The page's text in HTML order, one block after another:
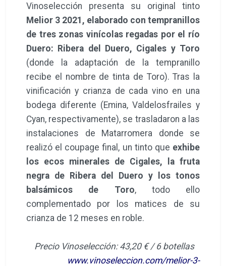
Vinoselección presenta su original tinto
Melior 3 2021, elaborado con tempranillos
de tres zonas vinícolas regadas por el río
Duero: Ribera del Duero, Cigales y Toro
(donde la adaptación de la tempranillo
recibe el nombre de tinta de Toro). Tras la
vinificación y crianza de cada vino en una
bodega diferente (Emina, Valdelosfrailes y
Cyan, respectivamente), se trasladaron a las
instalaciones de Matarromera donde se
realizó el coupage final, un tinto que exhibe
los ecos minerales de Cigales, la fruta
negra de Ribera del Duero y los tonos
balsámicos de Toro, todo ello
complementado por los matices de su
crianza de 12 meses en roble.
Precio Vinoselección: 43,20 € / 6 botellas
www.vinoseleccion.com/melior-3-